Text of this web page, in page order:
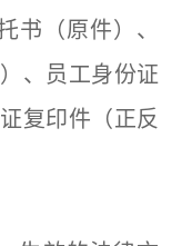
（原件）、
、员工身份证
复印件（正反